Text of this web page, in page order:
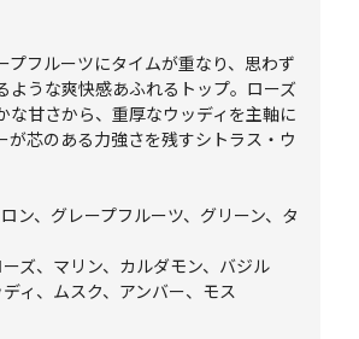
プフルーツにタイムが重なり、思わず
ような爽快感あふれるトップ。ローズ
な甘さから、重厚なウッディを主軸に
が芯のある力強さを残すシトラス・ウ
ン、グレープフルーツ、グリーン、タ
ズ、マリン、カルダモン、バジル
ィ、ムスク、アンバー、モス